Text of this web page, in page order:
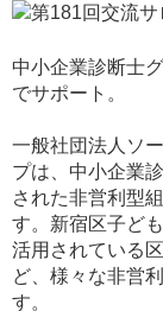
中小企業診断士
でサポート。
一般社団法人ソ
プは、中小企業
された非営利型
す。新宿区子ど
活用されている
ど、様々な非営
す。